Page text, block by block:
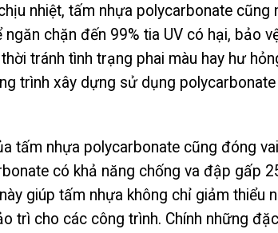
nhiệt, tấm nhựa polycarbonate
chặn đến 99% tia UV có hại, bảo
tránh tình trạng phai màu hay hư
trình xây dựng sử dụng
tấm nhựa polycarbonate cũng đóng
có khả năng chống va đập gấp
giúp tấm nhựa không chỉ giảm
trì cho các công trình. Chính những